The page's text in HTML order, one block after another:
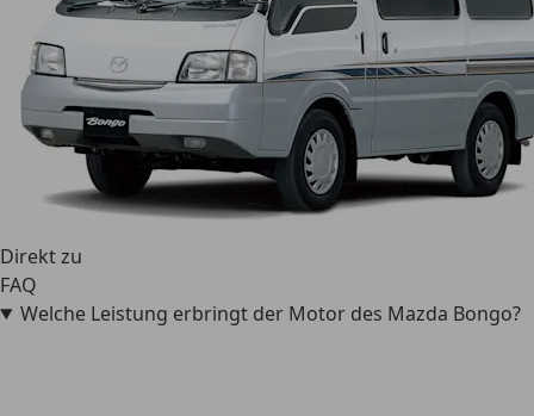
Direkt zu
FAQ
Welche Leistung erbringt der Motor des Mazda Bongo?